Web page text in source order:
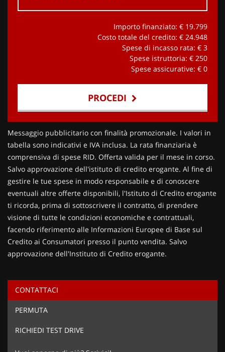
Importo finanziato: € 19.799
Costo totale del credito: € 24.948
Spese di incasso rata: € 3
Spese istruttoria: € 250
Spese assicurative: € 0
PROCEDI
Contattaci
Ho letto e accettol'informativa privacy*
Acconsento al trattamento dei miei dati per finalità di
Invia la tua richiesta
Messaggio pubblicitario con finalità promozionale. I valori in
tabella sono indicativi e IVA inclusa. La rata finanziaria è
comprensiva di spese RID. Offerta valida per il mese in corso.
Salvo approvazione dell'istituto di credito erogante. Al fine di
gestire le tue spese in modo responsabile e di conoscere
eventuali altre offerte disponibili, l'Istituto di Credito erogante
ti ricorda, prima di sottoscrivere il contratto, di prendere
visione di tutte le condizioni economiche e contrattuali,
facendo riferimento alle Informazioni Europee di Base sul
Credito ai Consumatori presso il punto vendita. Salvo
approvazione dell'Instituto di Credito erogante.
CONTATTACI
PERMUTA
RICHIEDI TEST DRIVE